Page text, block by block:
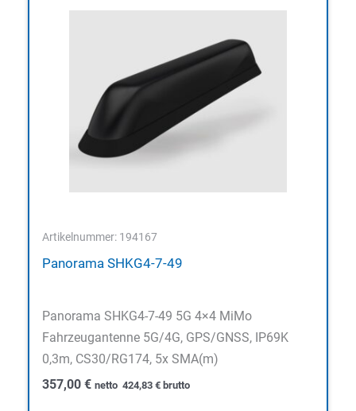
Artikelnummer: 194167
Panorama SHKG4-7-49
Panorama SHKG4-7-49 5G 4×4 MiMo
Fahrzeugantenne 5G/4G, GPS/GNSS, IP69K
0,3m, CS30/RG174, 5x SMA(m)
357,00 € netto 424,83 € brutto